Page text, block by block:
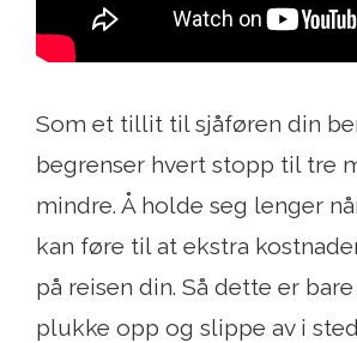
Som et tillit til sjåføren din
begrenser hvert stopp til tre
mindre. Å holde seg lenger
kan føre til at ekstra
på reisen din. Så dette er
plukke opp og slippe av i